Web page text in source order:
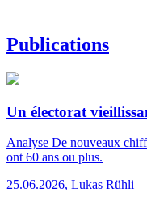
Publications
Un électorat
Analyse De nouveaux
ont 60 ans ou plus.
25.06.2026, Lukas Rühli